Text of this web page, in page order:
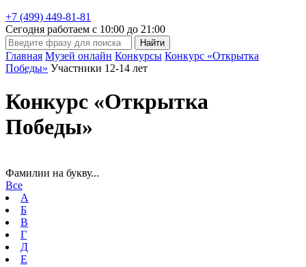
+7 (499) 449-81-81
Сегодня работаем с 10:00 до 21:00
Главная Музей онлайн Конкурсы Конкурс «Открытка
Победы» Участники 12-14 лет
Конкурс «Открытка
Победы»
Фамилии на букву...
Все
А
Б
В
Г
Д
Е